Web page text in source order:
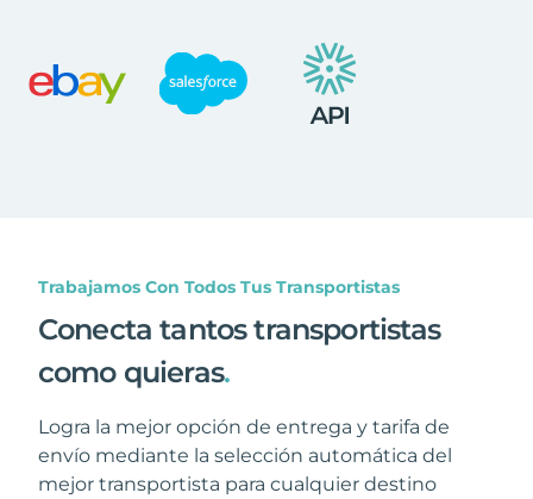
Trabajamos Con Todos Tus Transportistas
Conecta tantos transportistas
como quieras.
Logra la mejor opción de entrega y tarifa de
envío mediante la selección automática del
mejor transportista para cualquier destino